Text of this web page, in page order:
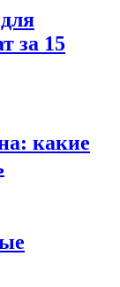
за 15
какие